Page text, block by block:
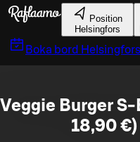
Gå till huvudinnehållet
Position
Helsingfors
Boka bord Helsingfors
Veggie Burger
18,90